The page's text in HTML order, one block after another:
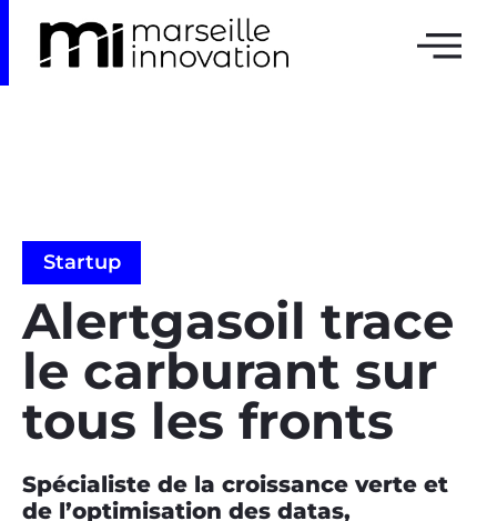
Startup
Alertgasoil trace
le carburant sur
tous les fronts
Spécialiste de la croissance verte et
de l’optimisation des datas,